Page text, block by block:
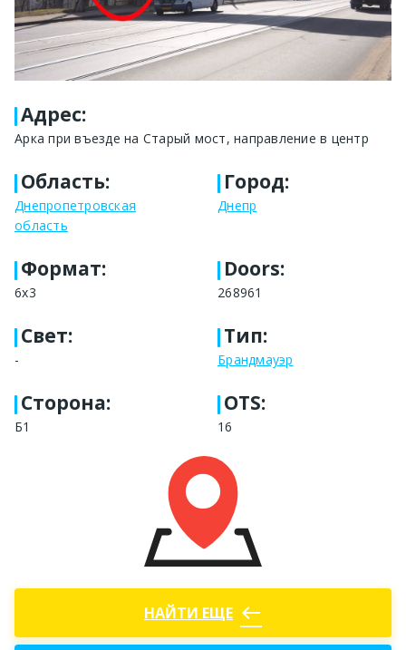
Адрес:
Арка при въезде на Старый мост, направление в центр
Область:
Днепропетровская
область
Город:
Днепр
Формат:
6x3
Doors:
268961
Свет:
-
Тип:
Брандмауэр
Сторона:
Б1
OTS:
16
НАЙТИ ЕЩЕ west